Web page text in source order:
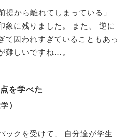
提から離れてしまっている 」
象に残りました。 また 、
逆に
て囚われすぎていることもあっ
難しいですね…。
を学べた
)
ックを受けて
自分達が学生